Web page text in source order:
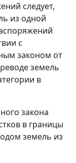
следует,
из одной
с
законом от
земель
в
закона
в границы
земель из